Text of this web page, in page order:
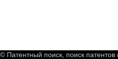
© Патентный поиск, поиск